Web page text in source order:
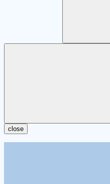
close